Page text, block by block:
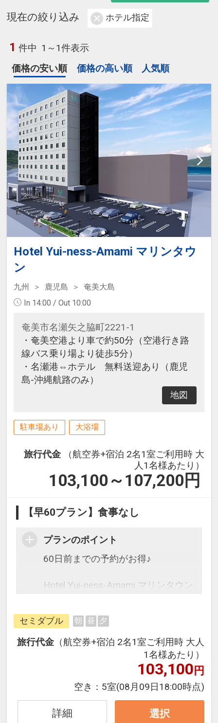
現在の絞り込み ホテル指定
1 件中 1～1件表示
価格の安い順
価格の高い順 人気順
Hotel Yui-ness-Amami マリンタウ
ン
九州 鹿児島
奄美大島
In 14:00 / Out 10:00
奄美市名瀬矢之脇町2221-1
・奄美空港より車で約50分（空港行き路
線バス乗り場より徒歩5分）
・名瀬港⇔ホテル 無料送迎あり（鹿児
島-沖縄航路のみ）
地図
駐車場あり 大浴場
旅行代金
（航空券+宿泊 2名1室ご利用時 大
人1名様あたり）
103,100～107,200 円
【早60プラン】食事なし
プランのポイント
60日前までの予約がお得♪
Hotel Yui-ness-Amami マリンタウン
往復の航空券と宿泊がセットになっ
たスタンダードな＜食事なし＞プラ
ンです。
フライトと宿泊を自由に組み合わせ
できるダイナミックパッケージだか
ら、一都市滞在はもちろん周遊旅行
にも最適！
旅行期間中の1泊だけの宿泊や延
セミダブル 朝 昼 夕
旅行代金 （航空券+宿泊 2名1室ご利用時 大人
1名様あたり）
103,100円
空き： 5室(08月09日18:00時点)
詳細 選択